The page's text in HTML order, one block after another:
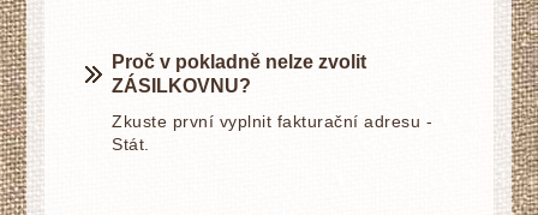
Proč v pokladně nelze zvolit
ZÁSILKOVNU?
Zkuste první vyplnit fakturační adresu -
Stát.